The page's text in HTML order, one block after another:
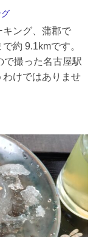
キング、蒲郡で
約 9.1kmです。
で撮った名古屋駅
けではありませ